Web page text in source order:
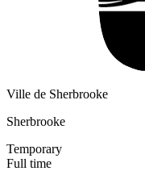
Ville de Sherbrooke
Sherbrooke
Temporary
Full time